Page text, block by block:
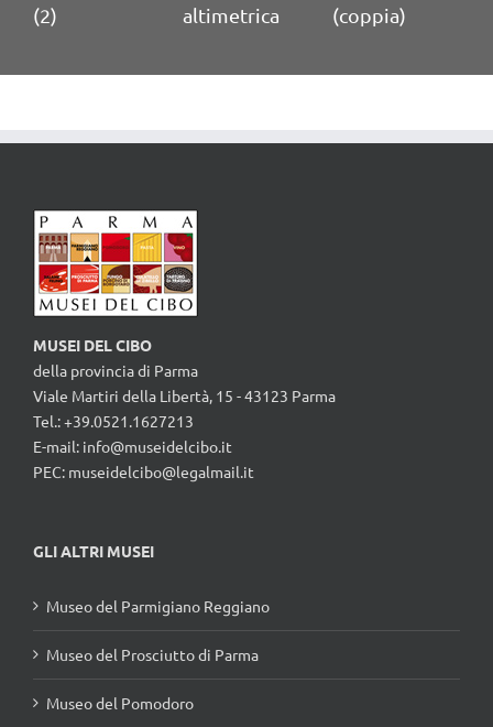
(2)
altimetrica
(coppia)
MUSEI DEL CIBO
della provincia di Parma
Viale Martiri della Libertà, 15 - 43123 Parma
Tel.: +39.0521.1627213
E-mail: info@museidelcibo.it
PEC: museidelcibo@legalmail.it
GLI ALTRI MUSEI
Museo del Parmigiano Reggiano
Museo del Prosciutto di Parma
Museo del Pomodoro